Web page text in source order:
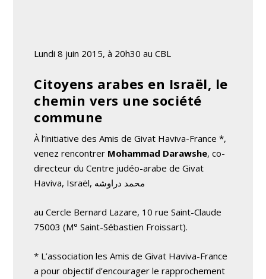
Lundi 8 juin 2015, à 20h30 au CBL
Citoyens arabes en Israël, le
chemin vers une société
commune
À l’initiative des Amis de Givat Haviva-France *,
venez rencontrer Mohammad Darawshe, co-
directeur du Centre judéo-arabe de Givat
Haviva, Israël, محمد دراوشه
au Cercle Bernard Lazare, 10 rue Saint-Claude
75003 (M° Saint-Sébastien Froissart).
* L’association les Amis de Givat Haviva-France
a pour objectif d’encourager le rapprochement